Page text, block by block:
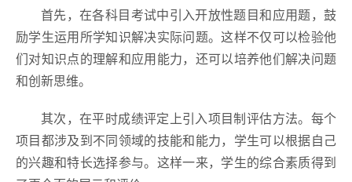
首先，在各科目考试中引入开放性题目和应用题，鼓
励学生运用所学知识解决实际问题。这样不仅可以检验他
们对知识点的理解和应用能力，还可以培养他们解决问题
和创新思维。
其次，在平时成绩评定上引入项目制评估方法。每个
项目都涉及到不同领域的技能和能力，学生可以根据自己
的兴趣和特长选择参与。这样一来，学生的综合素质得到